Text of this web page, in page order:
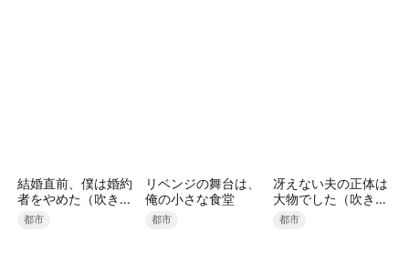
結婚直前、僕は婚約
者をやめた（吹き替
え）
都市
リベンジの舞台は、
俺の小さな食堂
都市
冴えない夫の正体は
大物でした（吹き替
え）
都市